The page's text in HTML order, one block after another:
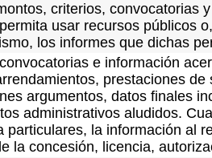
criterios, convocatorias
usar recursos públicos
los informes que dichas
e información
prestaciones
argumentos, datos finales
administrativos aludidos.
particulares, la información al
la concesión, licencia,